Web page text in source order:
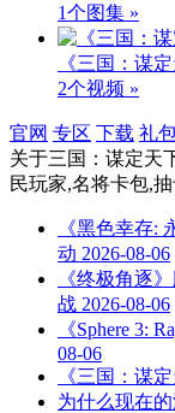
1个图集 »
《三国：谋
2个视频 »
官网 专区 下载 礼
关于三国：谋定天
民玩家,名将卡包,
《黑色幸存:
动 2026-08-06
《终极角逐
战 2026-08-06
《Sphere 3:
08-06
《三国：谋
为什么现在